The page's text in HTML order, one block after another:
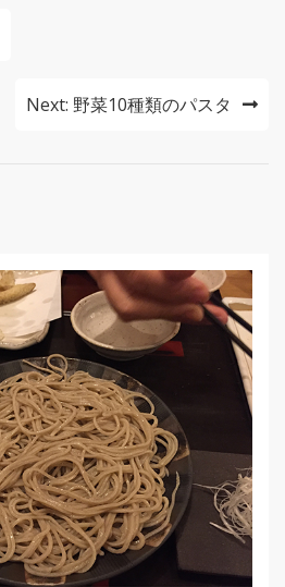
Next: 野菜10種類のパスタ